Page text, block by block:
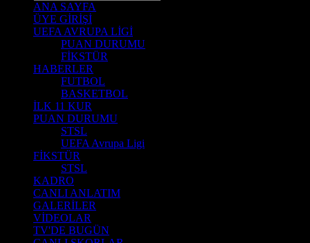
ANA SAYFA
ÜYE GİRİŞİ
UEFA AVRUPA LİGİ
PUAN DURUMU
FİKSTÜR
HABERLER
FUTBOL
BASKETBOL
İLK 11 KUR
PUAN DURUMU
STSL
UEFA Avrupa Ligi
FİKSTÜR
STSL
KADRO
CANLI ANLATIM
GALERİLER
VİDEOLAR
TV'DE BUGÜN